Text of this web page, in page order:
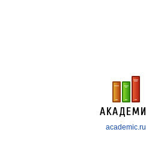
academic.ru